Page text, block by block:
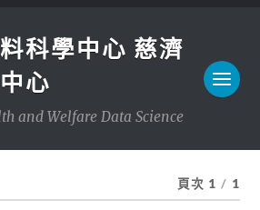
科學中心 慈濟
心
and Welfare Data Science
頁次 1 / 1